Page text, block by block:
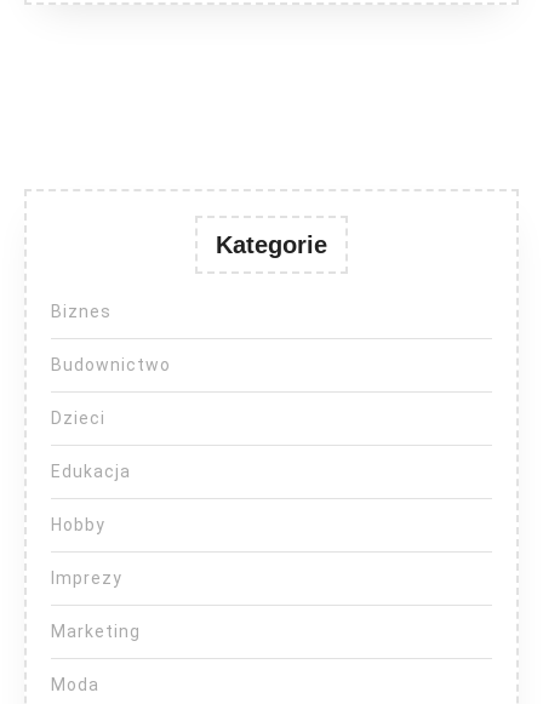
Kategorie
Biznes
Budownictwo
Dzieci
Edukacja
Hobby
Imprezy
Marketing
Moda